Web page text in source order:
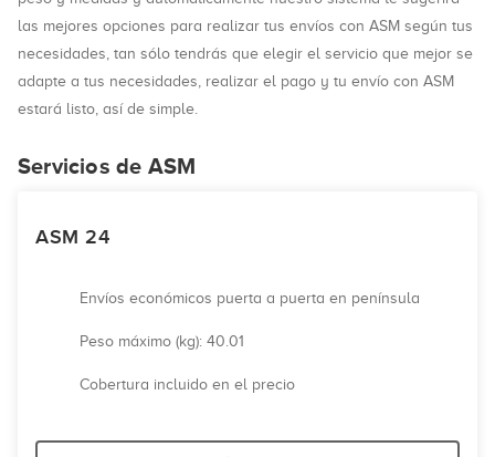
las mejores opciones para realizar tus envíos con ASM según tus
necesidades, tan sólo tendrás que elegir el servicio que mejor se
adapte a tus necesidades, realizar el pago y tu envío con ASM
estará listo, así de simple.
Servicios de ASM
ASM 24
Envíos económicos puerta a puerta en península
Peso máximo (kg): 40.01
Cobertura incluido en el precio